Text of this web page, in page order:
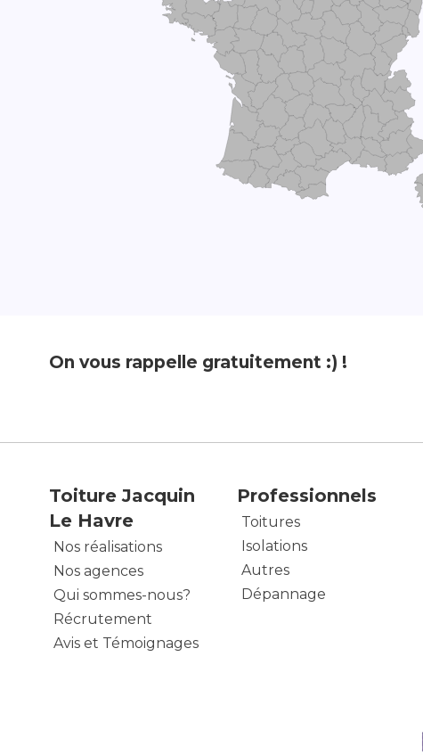
On vous rappelle gratuitement :) !
Toiture Jacquin
Le Havre
Nos réalisations
Nos agences
Qui sommes-nous?
Récrutement
Avis et Témoignages
Professionnels
Toitures
Isolations
Autres
Dépannage